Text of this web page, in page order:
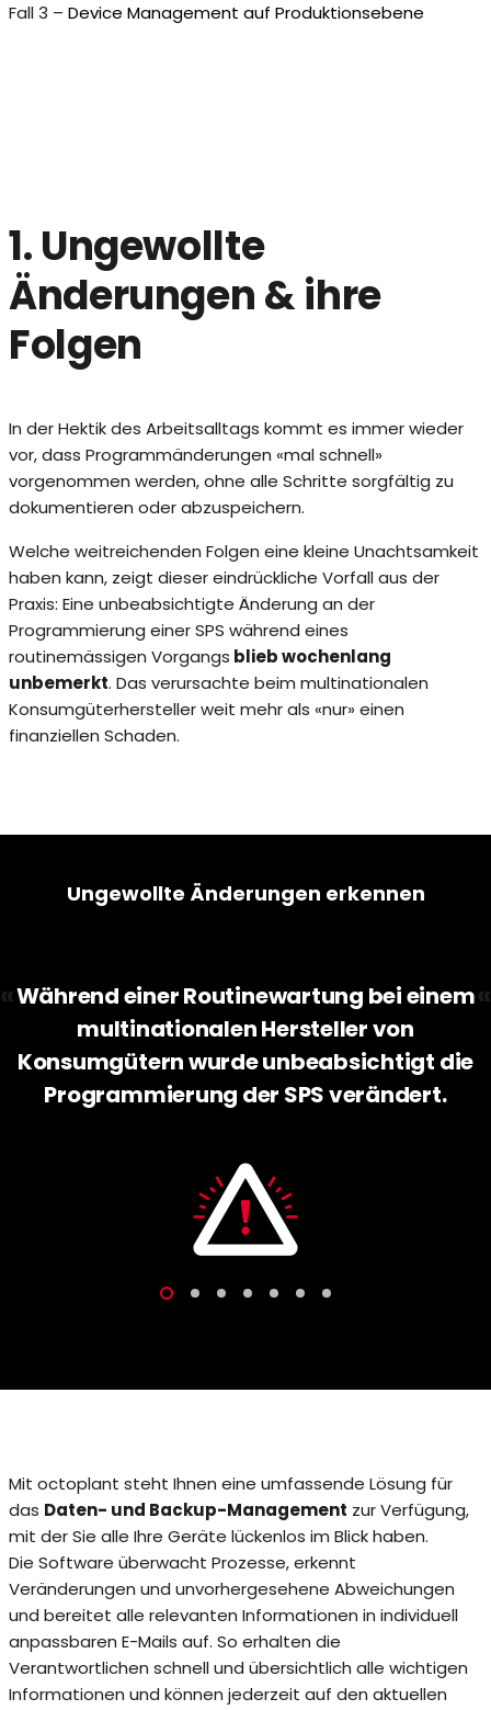
Fall 3 – Device Management auf Produktionsebene
1. Ungewollte
Änderungen & ihre
Folgen
In der Hektik des Arbeitsalltags kommt es immer wieder
vor, dass Programmänderungen «mal schnell»
vorgenommen werden, ohne alle Schritte sorgfältig zu
dokumentieren oder abzuspeichern.
Welche weitreichenden Folgen eine kleine Unachtsamkeit
haben kann, zeigt dieser eindrückliche Vorfall aus der
Praxis: Eine unbeabsichtigte Änderung an der
Programmierung einer SPS während eines
routinemässigen Vorgangs blieb wochenlang
unbemerkt. Das verursachte beim multinationalen
Konsumgüterhersteller weit mehr als «nur» einen
finanziellen Schaden.
Ungewollte Änderungen erkennen
«Während einer Routinewartung bei einem
multinationalen Hersteller von
Konsumgütern wurde unbeabsichtigt die
Programmierung der SPS verändert.
«
Mit octoplant steht Ihnen eine umfassende Lösung für
das Daten- und Backup-Management zur Verfügung,
mit der Sie alle Ihre Geräte lückenlos im Blick haben.
Die Software überwacht Prozesse, erkennt
Veränderungen und unvorhergesehene Abweichungen
und bereitet alle relevanten Informationen in individuell
anpassbaren E-Mails auf. So erhalten die
Verantwortlichen schnell und übersichtlich alle wichtigen
Informationen und können jederzeit auf den aktuellen